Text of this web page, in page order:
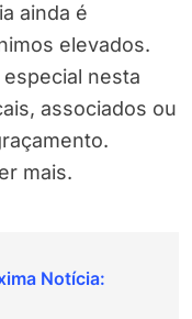
ainda é
elevados.
nesta
associados ou
mais.